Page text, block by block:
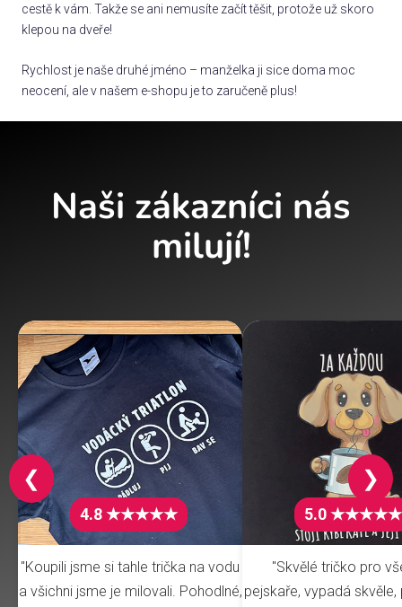
cestě k vám. Takže se ani nemusíte začít těšit, protože už skoro
klepou na dveře!
Rychlost je naše druhé jméno – manželka ji sice doma moc
neocení, ale v našem e-shopu je to zaručeně plus!
Naši zákazníci nás
milují!
4.8 ★★★★★
"Koupili jsme si tahle trička na vodu
a všichni jsme je milovali. Pohodlné,
5.0 ★★★★★
"Skvělé tričko pro
pejskaře, vypadá
❮ ❯